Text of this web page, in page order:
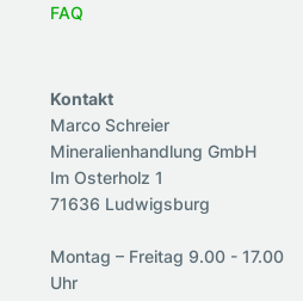
FAQ
Kontakt
Marco Schreier
Mineralienhandlung GmbH
Im Osterholz 1
71636 Ludwigsburg
Montag – Freitag 9.00 - 17.00
Uhr